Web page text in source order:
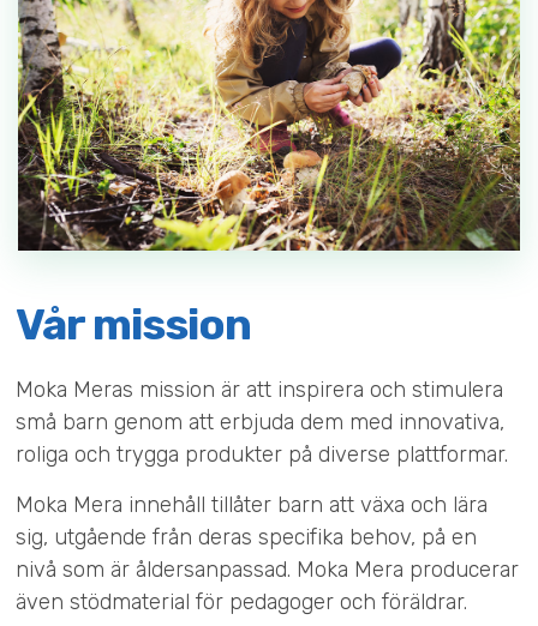
Vår mission
Moka Meras mission är att inspirera och stimulera
små barn genom att erbjuda dem med innovativa,
roliga och trygga produkter på diverse plattformar.
Moka Mera innehåll tillåter barn att växa och lära
sig, utgående från deras specifika behov, på en
nivå som är åldersanpassad. Moka Mera producerar
även stödmaterial för pedagoger och föräldrar.